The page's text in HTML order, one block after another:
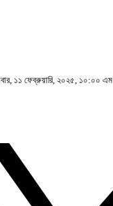
১১ ফেব্রুয়ারি, ২০২৫, ১০:০০ এম